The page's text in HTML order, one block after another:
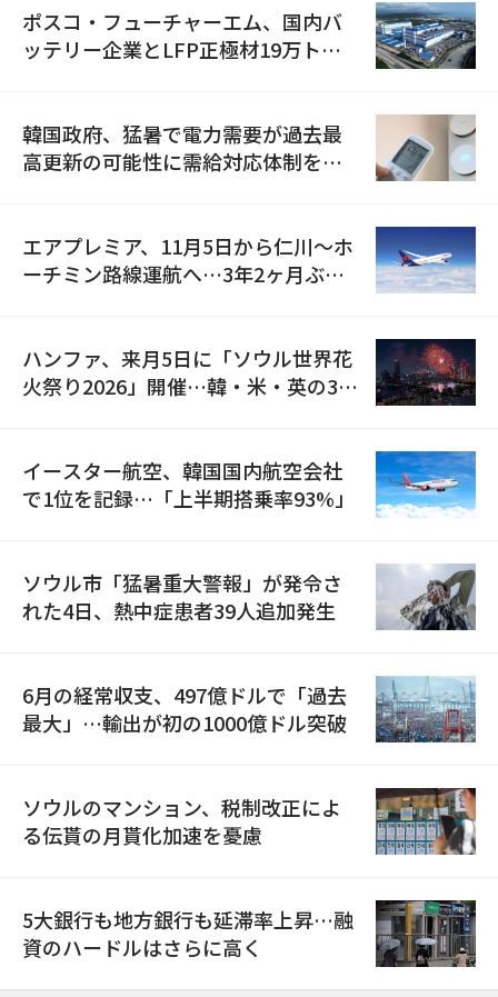
ポスコ・フューチャーエム、国内バ
ッテリー企業とLFP正極材19万トン
韓国政府、猛暑で電力需要が過去最
高更新の可能性に需給対応体制を点
エアプレミア、11月5日から仁川〜ホ
ーチミン路線運航へ…3年2ヶ月ぶり
ハンファ、来月5日に「ソウル世界花
火祭り2026」開催…韓・米・英の3カ
イースター航空、韓国国内航空会社
で1位を記録…「上半期搭乗率93%」
ソウル市「猛暑重大警報」が発令さ
れた4日、熱中症患者39人追加発生
6月の経常収支、497億ドルで「過去
最大」…輸出が初の1000億ドル突破
ソウルのマンション、税制改正によ
る伝貰の月貰化加速を憂慮
5大銀行も地方銀行も延滞率上昇…融
資のハードルはさらに高く